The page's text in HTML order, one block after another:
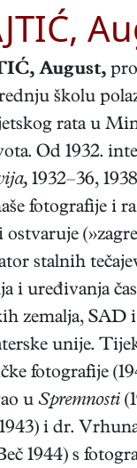
August,
školu
rata u
Od 1932.
1932–36,
fotografije i
ostvaruje
stalnih
i uređivanja
zemalja, SAD
unije.
fotografije
u Spremnosti
i dr.
1944) s